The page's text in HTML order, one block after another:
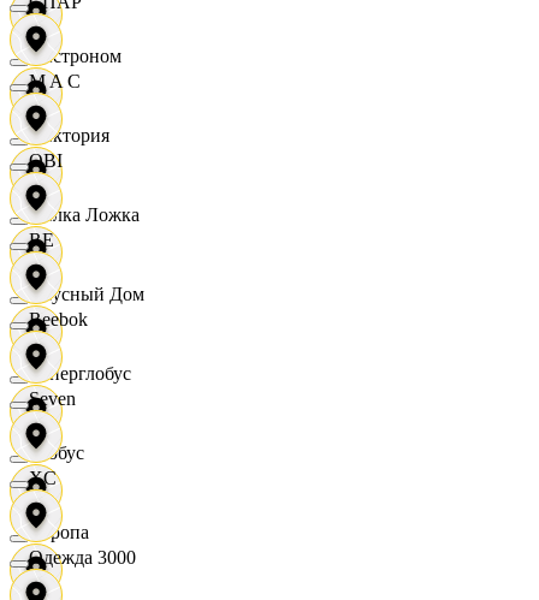
Быстроном
Виктория
Вилка Ложка
Вкусный Дом
Гиперглобус
Глобус
Европа
M A C
OBI
RE
Reebok
Seven
XC
Одежда 3000